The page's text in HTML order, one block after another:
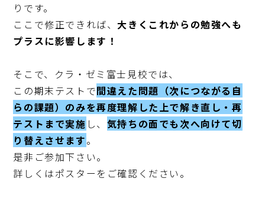
りです。
ここで修正できれば、大きくこれからの勉強へも
プラスに影響します！
そこで、クラ・ゼミ富士見校では、
この期末テストで間違えた問題（次につながる自
らの課題）のみを再度理解した上で解き直し・再
テストまで実施 し、 気持ちの面でも次へ向けて切
り替えさせます。
是非ご参加下さい。
詳しくはポスターをご確認ください。